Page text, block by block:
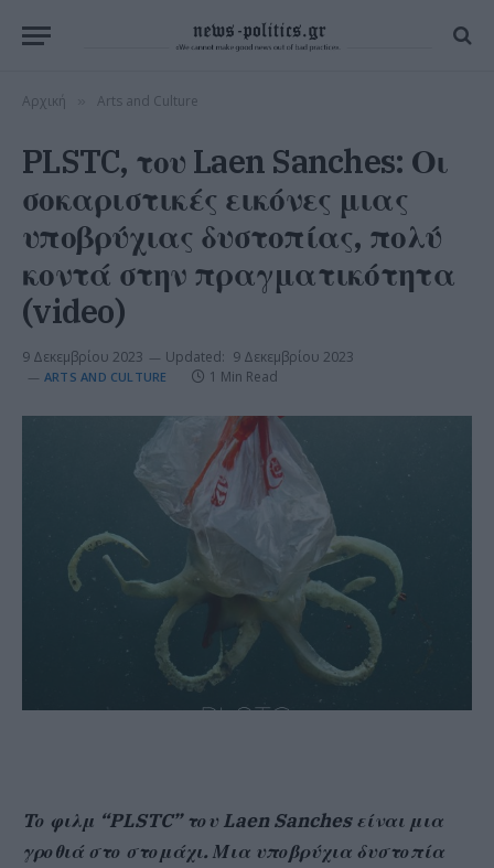
Αρχική Arts and Culture
PLSTC, του Laen Sanches: Οι
σοκαριστικές εικόνες μιας
υποβρύχιας δυστοπίας, πολύ
κοντά στην πραγματικότητα
(video)
9 Δεκεμβρίου 2023 Updated: 9 Δεκεμβρίου 2023
ARTS AND CULTURE 1 Min Read
Tο φιλμ “PLSTC” του Laen Sanches είναι μια
γροθιά στο στομάχι. Μια υποβρύχια δυστοπία